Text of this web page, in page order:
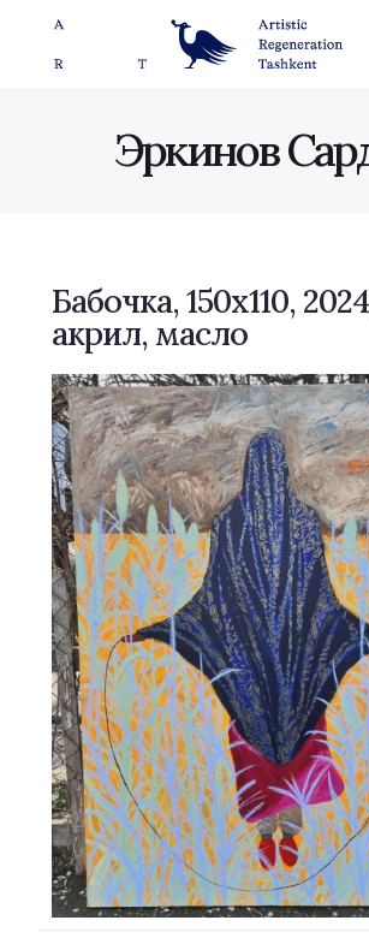
Эркинов
Бабочка, 150х110,
акрил, масло